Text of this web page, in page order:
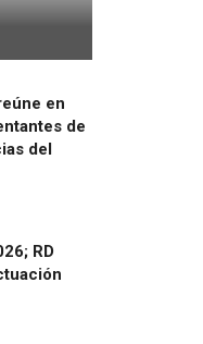
en
de
del
RD